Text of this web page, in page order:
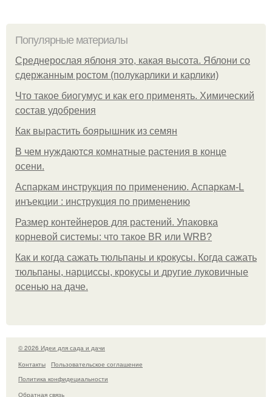
Популярные материалы
Среднерослая яблоня это, какая высота. Яблони со
сдержанным ростом (полукарлики и карлики)
Что такое биогумус и как его применять. Химический
состав удобрения
Как вырастить боярышник из семян
В чем нуждаются комнатные растения в конце
осени.
Аспаркам инструкция по применению. Аспаркам-L
инъекции : инструкция по применению
Размер контейнеров для растений. Упаковка
корневой системы: что такое BR или WRB?
Как и когда сажать тюльпаны и крокусы. Когда сажать
тюльпаны, нарциссы, крокусы и другие луковичные
осенью на даче.
© 2026 Идеи для сада и дачи
Контакты
Пользовательское соглашение
Политика конфидециальности
Обратная связь